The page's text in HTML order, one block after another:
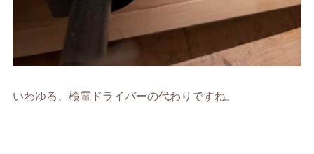
いわゆる、検電ドライバーの代わりですね。